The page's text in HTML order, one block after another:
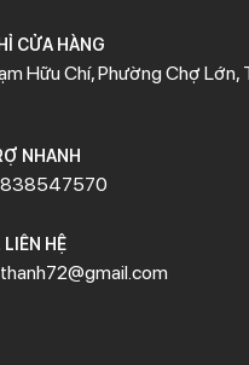
CỬA HÀNG
Hữu Chí, Phường Chợ Lớn,
NHANH
LIÊN HỆ